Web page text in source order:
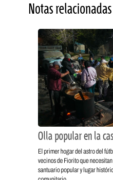
Notas relacionadas
Olla popular en la
El primer hogar del astro del
vecinos de Fiorito que
santuario popular y lugar